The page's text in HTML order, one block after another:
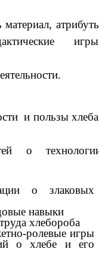
и пользы
о
о злаковых
навыки
хлебороба
ролевые игры
о хлебе и его